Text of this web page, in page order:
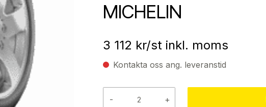
MICHELIN
3 112 kr/st inkl. moms
Kontakta oss ang. leveranstid
- +